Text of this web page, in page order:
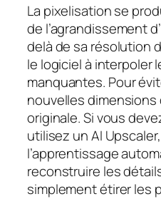
La pixelisation se
de l’agrandissement
delà de sa résolution
le logiciel à interpoler
manquantes. Pour
nouvelles dimensions
originale. Si vous
utilisez un AI
l’apprentissage
reconstruire les
simplement étirer les